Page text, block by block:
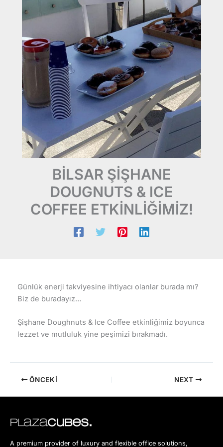
BİLSAR ŞİŞHANE
DOUGNUTS & ICE
COFFEE ETKİNLİĞİMİZ!
Günlük enerji takviyesine ihtiyacı olanlar burada mı?
Biz de buradayız…
Şişhane Doughnuts & Ice Coffee etkinliğimiz boyunca
lezzet ve mutluluk yine peşimizi bırakmadı.
ÖNCEKI NEXT
A premium provider of luxury and flexible office solutions,